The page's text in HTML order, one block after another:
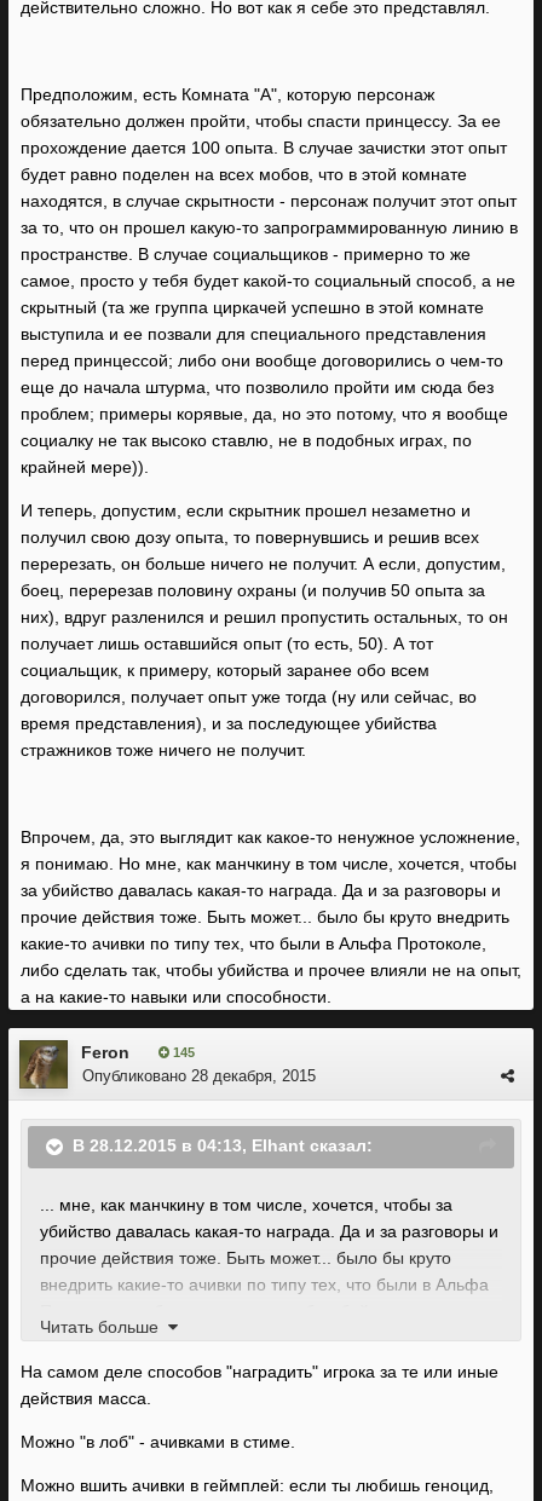
действительно сложно. Но вот как я себе это представлял.
Предположим, есть Комната "А", которую персонаж
обязательно должен пройти, чтобы спасти принцессу. За ее
прохождение дается 100 опыта. В случае зачистки этот опыт
будет равно поделен на всех мобов, что в этой комнате
находятся, в случае скрытности - персонаж получит этот опыт
за то, что он прошел какую-то запрограммированную линию в
пространстве. В случае социальщиков - примерно то же
самое, просто у тебя будет какой-то социальный способ, а не
скрытный (та же группа циркачей успешно в этой комнате
выступила и ее позвали для специального представления
перед принцессой; либо они вообще договорились о чем-то
еще до начала штурма, что позволило пройти им сюда без
проблем; примеры корявые, да, но это потому, что я вообще
социалку не так высоко ставлю, не в подобных играх, по
крайней мере)).
И теперь, допустим, если скрытник прошел незаметно и
получил свою дозу опыта, то повернувшись и решив всех
перерезать, он больше ничего не получит. А если, допустим,
боец, перерезав половину охраны (и получив 50 опыта за
них), вдруг разленился и решил пропустить остальных, то он
получает лишь оставшийся опыт (то есть, 50). А тот
социальщик, к примеру, который заранее обо всем
договорился, получает опыт уже тогда (ну или сейчас, во
время представления), и за последующее убийства
стражников тоже ничего не получит.
Впрочем, да, это выглядит как какое-то ненужное усложнение,
я понимаю. Но мне, как манчкину в том числе, хочется, чтобы
за убийство давалась какая-то награда. Да и за разговоры и
прочие действия тоже. Быть может... было бы круто внедрить
какие-то ачивки по типу тех, что были в Альфа Протоколе,
либо сделать так, чтобы убийства и прочее влияли не на опыт,
а на какие-то навыки или способности.
Feron 145
Опубликовано 28 декабря, 2015
В 28.12.2015 в 04:13, Elhant сказал:
... мне, как манчкину в том числе, хочется, чтобы за
убийство давалась какая-то награда. Да и за разговоры и
прочие действия тоже. Быть может... было бы круто
внедрить какие-то ачивки по типу тех, что были в Альфа
влияли не на опыт, а на какие-то навыки или
Читать больше
На самом деле способов "наградить" игрока за те или иные
действия масса.
Можно "в лоб" - ачивками в стиме.
Можно вшить ачивки в геймплей: если ты любишь геноцид,